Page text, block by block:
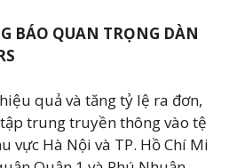
BÁO QUAN TRỌNG DÀN
quả và tăng tỷ lệ ra đơn,
trung truyền thông vào tệ
vực Hà Nội và TP. Hồ Chí Mi